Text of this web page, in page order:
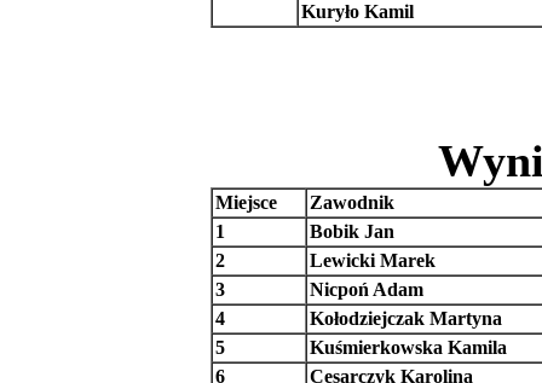
Kuryło Kamil
Miejsce
Zawodnik
1
Bobik Jan
2
Lewicki Marek
3
Nicpoń Adam
4
Kołodziejczak Martyna
5
Kuśmierkowska Kamila
6
Cesarczyk Karolina